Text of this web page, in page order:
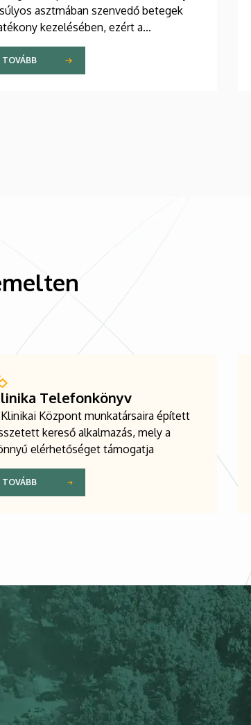
asztmában szenvedő betegek
kezelésében, ezért a
az új gyógyszerek
irányuló kutatások
sürgetik. A témában a
TOVÁBB
Telefonkönyv
Központ munkatársaira épített
kereső alkalmazás, mely a
elérhetőséget támogatja
TOVÁBB